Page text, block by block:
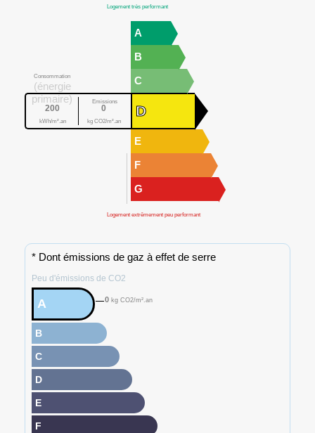
Logement très performant
A
B
C
Consommation
(énergie
primaire)
Emissions
200
kWh/m².an
0
kg CO2/m².an
D
E
F
G
Logement extrêmement peu performant
* Dont émissions de gaz à effet de serre
Peu d'émissions de CO2
A 0kg CO2/m².an
B
C
D
E
F